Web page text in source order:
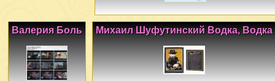
Михаил Шуфутинский Водка, Водка
Валерия Боль